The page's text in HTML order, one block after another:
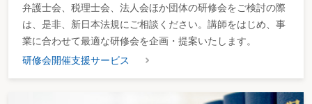
弁護士会、税理士会、法人会ほか団体の研修会をご検討の際
は、是非、新日本法規にご相談ください。講師をはじめ、事
業に合わせて最適な研修会を企画・提案いたします。
研修会開催支援サービス